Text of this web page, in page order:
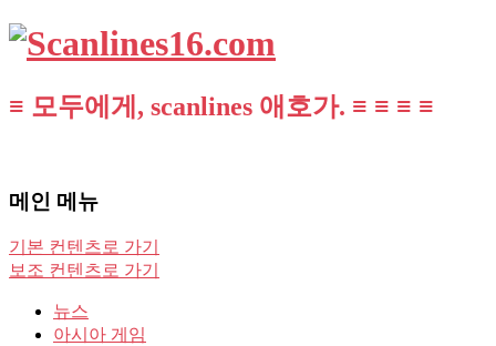
≡ 모두에게, scanlines 애호가. ≡ ≡ ≡ ≡
메인 메뉴
기본 컨텐츠로 가기
보조 컨텐츠로 가기
뉴스
아시아 게임